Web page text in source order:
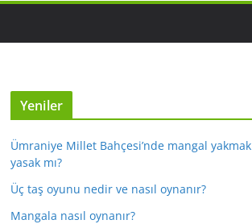
Yeniler
Ümraniye Millet Bahçesi’nde mangal yakmak
yasak mı?
Üç taş oyunu nedir ve nasıl oynanır?
Mangala nasıl oynanır?